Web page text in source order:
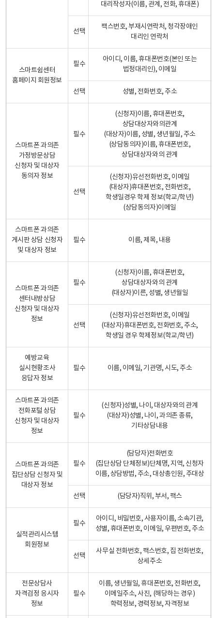
대리작성자(이름, 관계, 전화, 휴대폰)
선택
팩스번호, 부재시연락처, 청각장애인
대리인 연락처
스마트쉼센터
홈페이지 회원정보
필수
아이디, 이름, 휴대폰번호(본인 또는
법정대리인), 이메일
선택 성별, 전화번호, 주소
스마트폰 과의존
가정방문상담
신청자 및 대상자
동의자 정보
필수
(신청자)이름, 휴대폰번호,
상담대상자와의관계
(대상자)이름, 성별, 생년월일, 주소
(상담동의자)이름, 휴대폰번호,
상담대상자와의 관계
선택
(신청자)유선전화번호, 이메일
(대상자)휴대폰번호, 전화번호,
학생일경우 학제 정보(학교/학년)
(상담동의자)이메일
스마트폰 과의존
게시판 상담 신청자
및 대상자 정보
필수 이름, 제목, 내용
스마트폰 과의존
센터내방상담
신청자 및 대상자
정보
필수
(신청자)이름, 휴대폰번호,
상담대상자와의 관계
(대상자)이른, 성별, 생년월일
선택
(신청자)유선전화번호, 이메일
(대상자)휴대폰번호, 전화번호, 주소,
학생일 경우 학제정보(학교/학년)
예방교육
실시현황조사
응답자 정보
필수 이름, 이메일, 기관명, 시도, 주소
스마트폰 과의존
전화포털 상담
신청자 및 대상자
정보
필수
(신청자)성별, 나이, 대상자와의 관계
(대상자)성별, 나이, 과의존 종류,
기타상담내용
스마트폰 과의존
집단상담 신청자 및
대상자 정보
필수
(담당자)전화번호
(집단상담 단체정보)단체명, 지역, 신청자
이름, 상담방법, 주소, 대상총인원, 주대상
선택 (담당자)직위, 부서, 팩스
실적관리시스템
회원정보
필수
아이디, 비밀번호, 사용자이름, 소속기관,
성별, 휴대폰번호, 이메일, 우편번호, 주소
선택
사무실 전화번호, 팩스번호, 집 전화번호,
상세주소
전문상담사
자격검정 응시자
정보
필수
이름, 생년월일, 휴대폰번호, 전화번호,
이메일주소, 사진, (해당하는 경우)
학력정보, 경력정보, 자격정보